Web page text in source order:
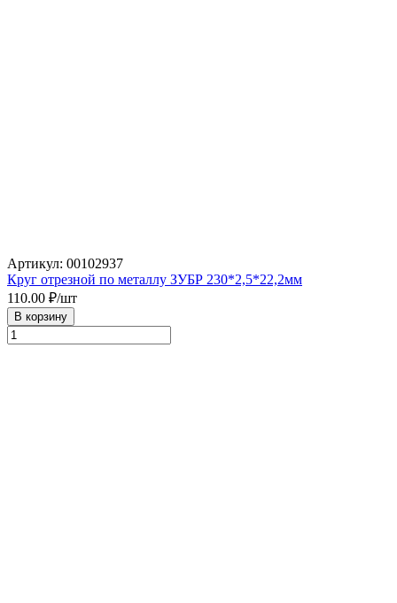
Артикул: 00102937
Круг отрезной по металлу ЗУБР 230*2,5*22,2мм
110.00 ₽/шт
В корзину